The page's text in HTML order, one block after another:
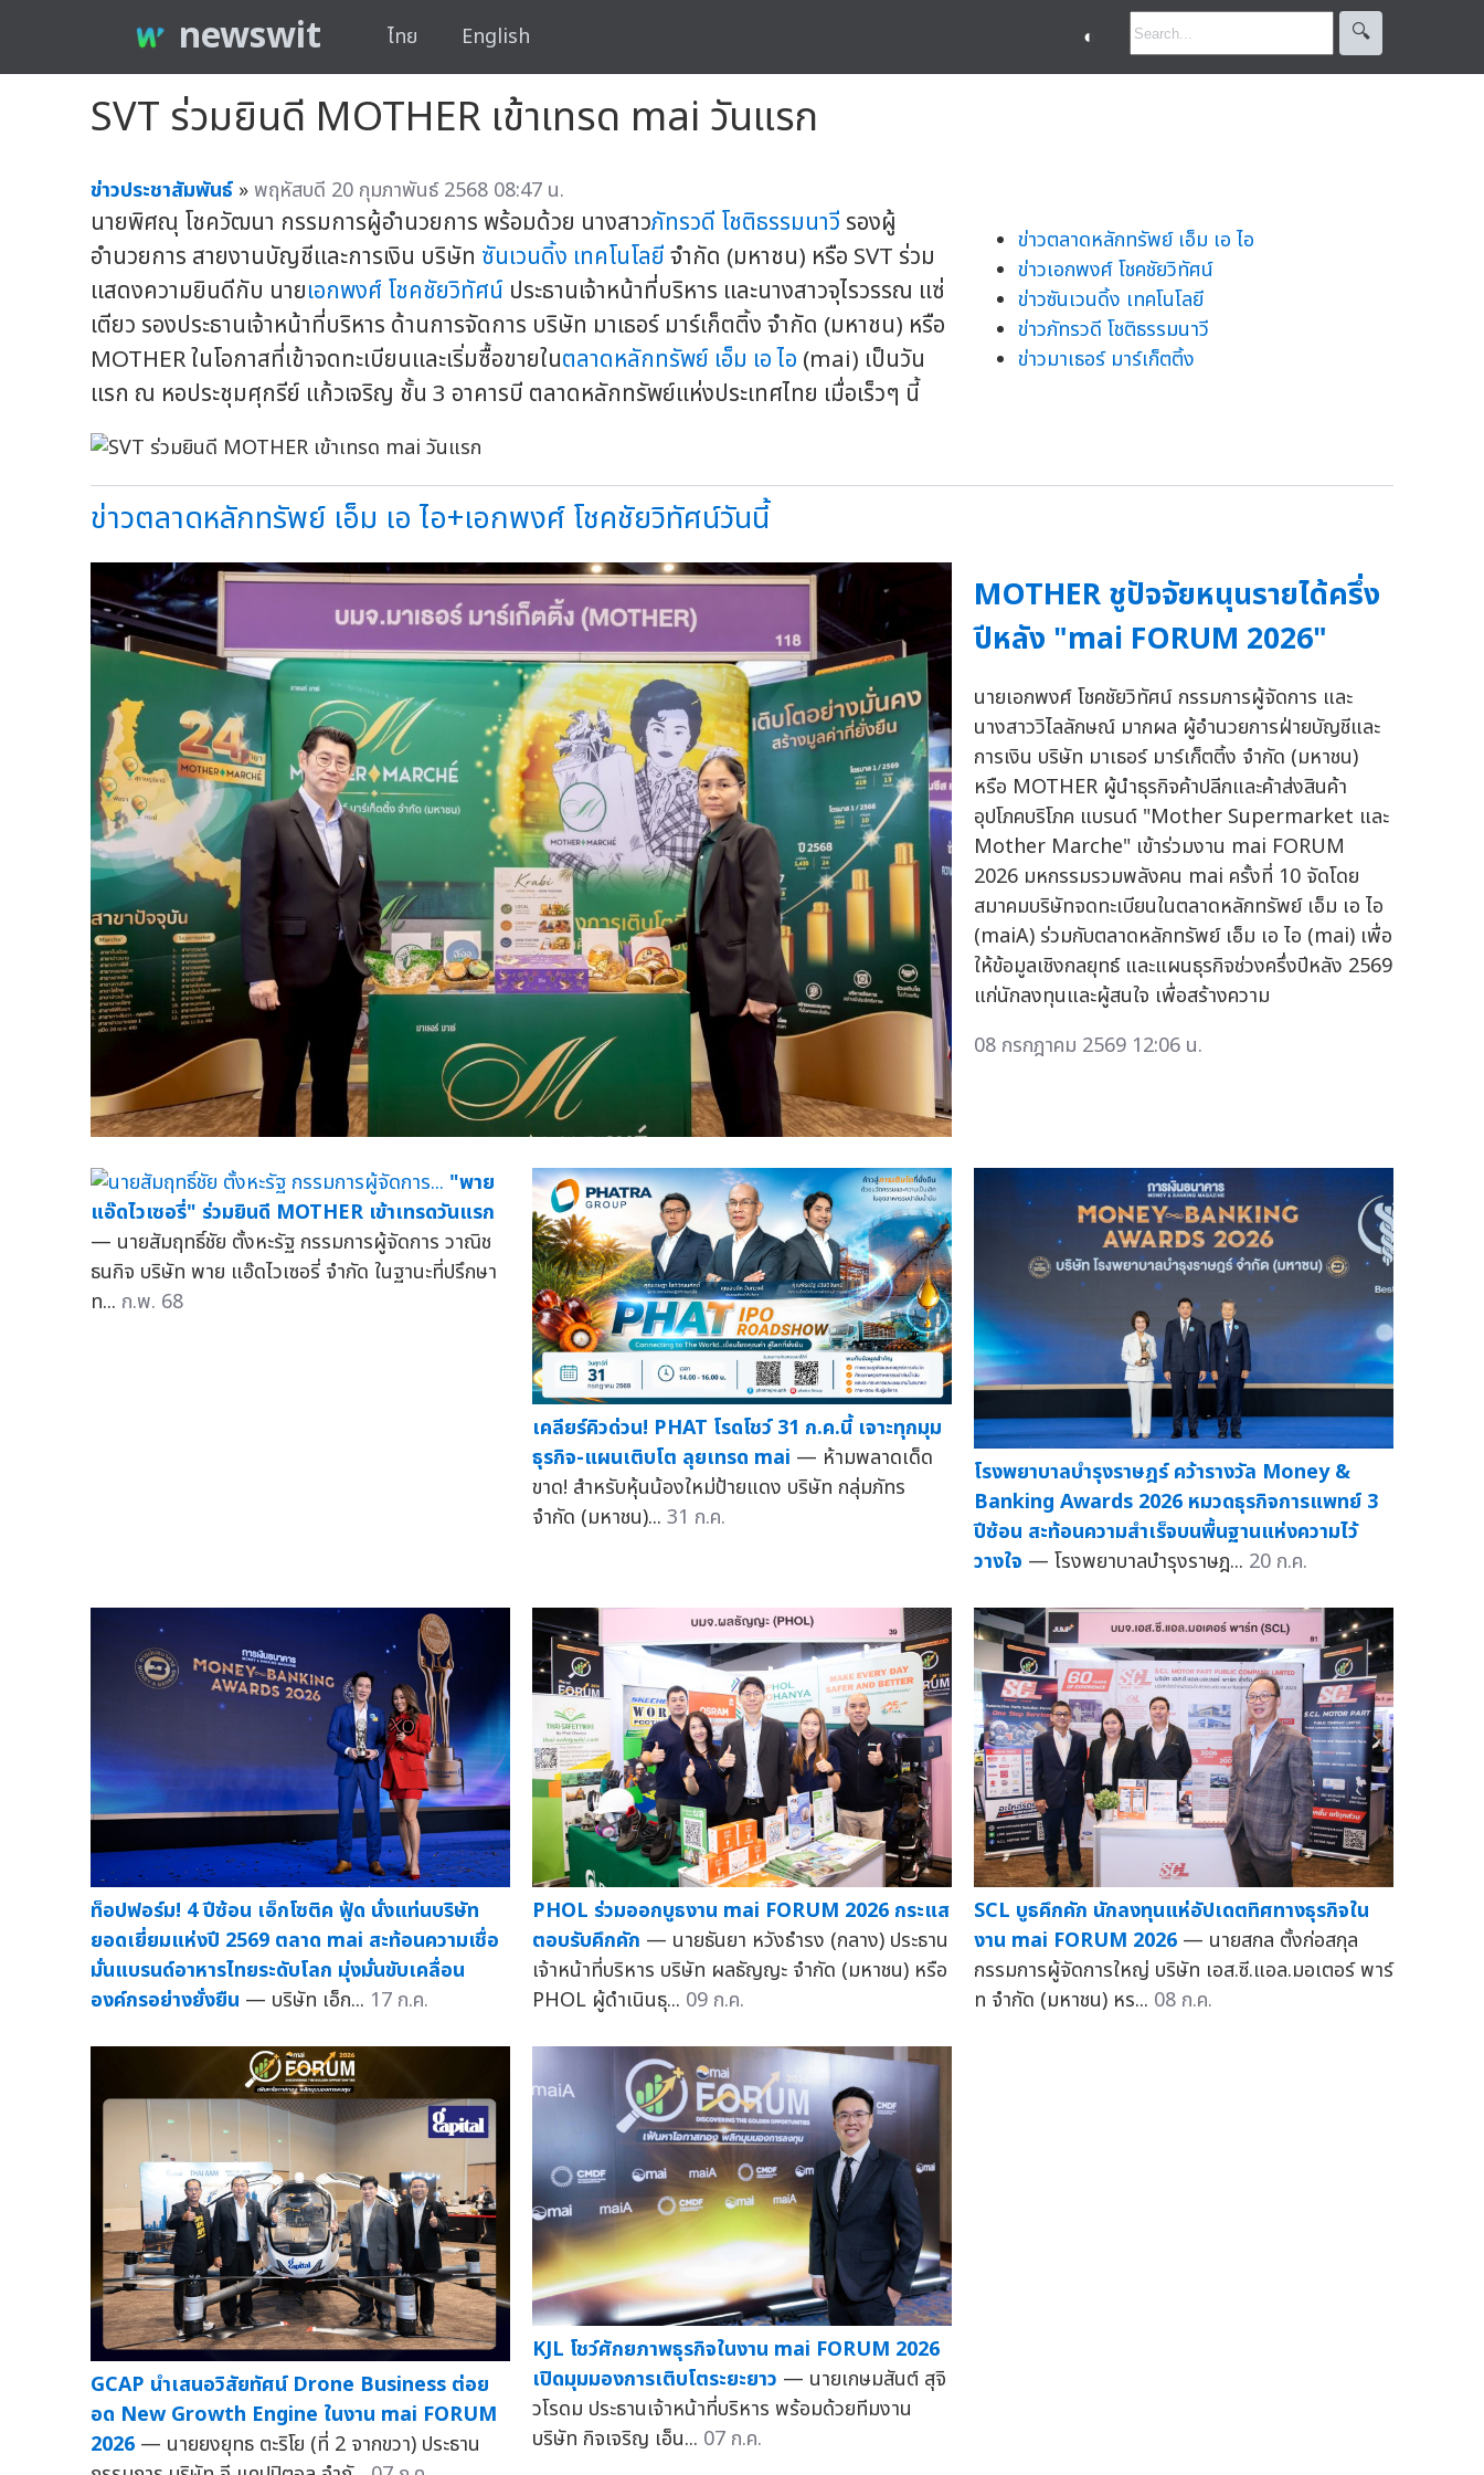
newswit ไทย English ◐ 🔍︎
SVT ร่วมยินดี MOTHER เข้าเทรด mai วันแรก
ข่าวประชาสัมพันธ์ »พฤหัสบดี 20 กุมภาพันธ์ 2568 08:47 น.
นายพิศณุ โชควัฒนา กรรมการผู้อำนวยการ พร้อมด้วย นางสาวภัทรวดี โชติธรรมนาวี รองผู้
อำนวยการ สายงานบัญชีและการเงิน บริษัท ซันเวนดิ้ง เทคโนโลยีจำกัด (มหาชน) หรือ SVT ร่วม
แสดงความยินดีกับ นายเอกพงศ์ โชคชัยวิทัศน์ ประธานเจ้าหน้าที่บริหาร และนางสาวจุไรวรรณ แซ่
เตียว รองประธานเจ้าหน้าที่บริหาร ด้านการจัดการ บริษัท มาเธอร์ มาร์เก็ตติ้ง จำกัด (มหาชน) หรือ
MOTHER ในโอกาสที่เข้าจดทะเบียนและเริ่มซื้อขายในตลาดหลักทรัพย์ เอ็ม เอ ไอ (mai) เป็นวัน
แรก ณ หอประชุมศุกรีย์ แก้วเจริญ ชั้น 3 อาคารบี ตลาดหลักทรัพย์แห่งประเทศไทย เมื่อเร็วๆ นี้
ข่าวตลาดหลักทรัพย์ เอ็ม เอ ไอ
ข่าวเอกพงศ์ โชคชัยวิทัศน์
ข่าวซันเวนดิ้ง เทคโนโลยี
ข่าวภัทรวดี โชติธรรมนาวี
ข่าวมาเธอร์ มาร์เก็ตติ้ง
ข่าวตลาดหลักทรัพย์ เอ็ม เอ ไอ+เอกพงศ์ โชคชัยวิทัศน์วันนี้
MOTHER ชูปัจจัยหนุนรายได้ครึ่ง
ปีหลัง "mai FORUM 2026"
นายเอกพงศ์ โชคชัยวิทัศน์ กรรมการผู้จัดการ และ
นางสาววิไลลักษณ์ มากผล ผู้อำนวยการฝ่ายบัญชีและ
การเงิน บริษัท มาเธอร์ มาร์เก็ตติ้ง จำกัด (มหาชน)
หรือ MOTHER ผู้นำธุรกิจค้าปลีกและค้าส่งสินค้า
อุปโภคบริโภค แบรนด์ "Mother Supermarket และ
Mother Marche" เข้าร่วมงาน mai FORUM
2026 มหกรรมรวมพลังคน mai ครั้งที่ 10 จัดโดย
สมาคมบริษัทจดทะเบียนในตลาดหลักทรัพย์ เอ็ม เอ ไอ
(maiA) ร่วมกับตลาดหลักทรัพย์ เอ็ม เอ ไอ (mai) เพื่อ
ให้ข้อมูลเชิงกลยุทธ์ และแผนธุรกิจช่วงครึ่งปีหลัง 2569
แก่นักลงทุนและผู้สนใจ เพื่อสร้างความ
08 กรกฎาคม 2569 12:06 น.
"พาย
แอ๊ดไวเซอรี่" ร่วมยินดี MOTHER เข้าเทรดวันแรก
— นายสัมฤทธิ์ชัย ตั้งหะรัฐ กรรมการผู้จัดการ วาณิช
ธนกิจ บริษัท พาย แอ๊ดไวเซอรี่ จำกัด ในฐานะที่ปรึกษา
ท... ก.พ. 68
เคลียร์คิวด่วน! PHAT โรดโชว์ 31 ก.ค.นี้ เจาะทุกมุม
ธุรกิจ-แผนเติบโต ลุยเทรด mai — ห้ามพลาดเด็ด
ขาด! สำหรับหุ้นน้องใหม่ป้ายแดง บริษัท กลุ่มภัทร
จำกัด (มหาชน)... 31 ก.ค.
โรงพยาบาลบำรุงราษฎร์ คว้ารางวัล Money &
Banking Awards 2026 หมวดธุรกิจการแพทย์ 3
ปีซ้อน สะท้อนความสำเร็จบนพื้นฐานแห่งความไว้
วางใจ — โรงพยาบาลบำรุงราษฎ... 20 ก.ค.
ท็อปฟอร์ม! 4 ปีซ้อน เอ็กโซติค ฟู้ด นั่งแท่นบริษัท
ยอดเยี่ยมแห่งปี 2569 ตลาด mai สะท้อนความเชื่อ
มั่นแบรนด์อาหารไทยระดับโลก มุ่งมั่นขับเคลื่อน
องค์กรอย่างยั่งยืน — บริษัท เอ็ก... 17 ก.ค.
PHOL ร่วมออกบูธงาน mai FORUM 2026 กระแส
ตอบรับคึกคัก — นายธันยา หวังธำรง (กลาง) ประธาน
เจ้าหน้าที่บริหาร บริษัท ผลธัญญะ จำกัด (มหาชน) หรือ
PHOL ผู้ดำเนินธุ... 09 ก.ค.
SCL บูธคึกคัก นักลงทุนแห่อัปเดตทิศทางธุรกิจใน
งาน mai FORUM 2026 — นายสกล ตั้งก่อสกุล
กรรมการผู้จัดการใหญ่ บริษัท เอส.ซี.แอล.มอเตอร์ พาร์
ท จำกัด (มหาชน) หร... 08 ก.ค.
GCAP นำเสนอวิสัยทัศน์ Drone Business ต่อย
อด New Growth Engine ในงาน mai FORUM
2026 — นายยงยุทธ ตะริโย (ที่ 2 จากขวา) ประธาน
KJL โชว์ศักยภาพธุรกิจในงาน mai FORUM 2026
เปิดมุมมองการเติบโตระยะยาว — นายเกษมสันต์ สุจิ
วโรดม ประธานเจ้าหน้าที่บริหาร พร้อมด้วยทีมงาน
บริษัท กิจเจริญ เอ็น... 07 ก.ค.